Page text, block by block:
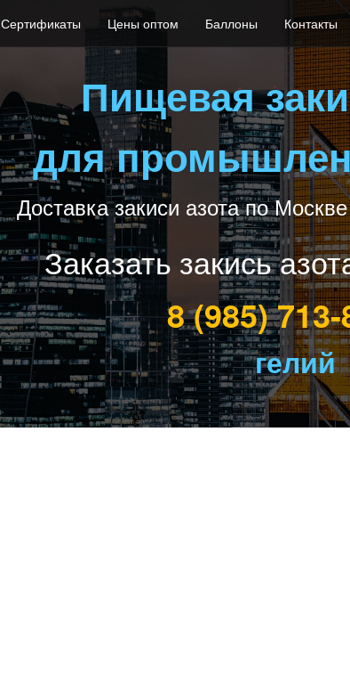
Сертификаты Цены оптом Баллоны Контакты
Пищевая
для
Доставка закиси азота по
Заказать закись
8 (985)
гелий